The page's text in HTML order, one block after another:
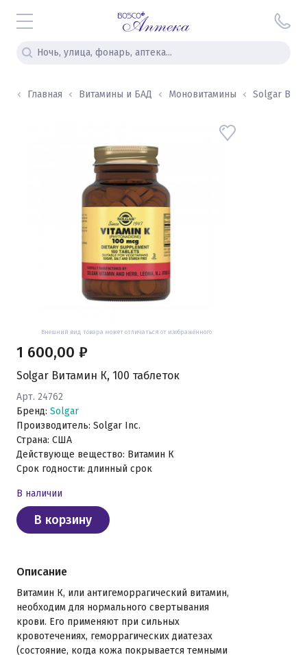
Главная Витамины и БАД Моновитамины Solgar
Внешний вид товара может отличаться от изображённого
Solgar Витамин К, 100 таблеток
Арт. 24762
Бренд: Solgar
Производитель: Solgar Inc.
Страна: США
Действующе вещество: Витамин К
Срок годности: длинный срок
1 600,00 ₽
В наличии
В корзину
Описание
Витамин К, или антигеморрагический витамин,
необходим для нормального свертывания
крови. Его применяют при сильных
кровотечениях, геморрагических диатезах
(состояние, когда кожа покрывается темными